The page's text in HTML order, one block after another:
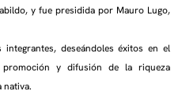
y fue presidida por Mauro Lugo,
deseándoles éxitos en el
y difusión de la riqueza
nativa.